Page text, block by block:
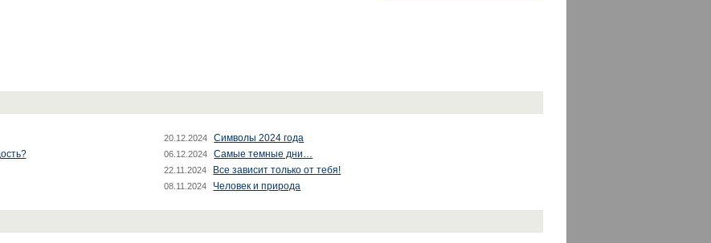
20.12.2024 Символы 2024 года
06.12.2024 Самые темные дни…
22.11.2024 Все зависит только от тебя!
08.11.2024 Человек и природа